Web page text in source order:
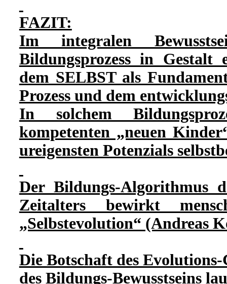
FAZIT:
Im integralen
Bildungsprozess in Gestalt
dem SELBST als
Prozess und dem
In solchem
kompetenten „neuen
ureigensten Potenzials
Der Bildungs-Algorithmus
Zeitalters bewirkt
„Selbstevolution“ (Andreas
Die Botschaft des
des Bildungs-Bewusstseins